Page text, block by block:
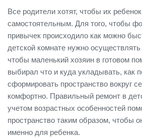
Все родители хотят, чтобы их
самостоятельным. Для того, чтобы
привычек происходило как можно
детской комнате нужно
чтобы маленький хозяин в готовом
выбирал что и куда укладывать, как
сформировать пространство вокруг
комфортно. Правильный ремонт в
учетом возрастных особенностей
пространство таким образом, чтобы
именно для ребенка.